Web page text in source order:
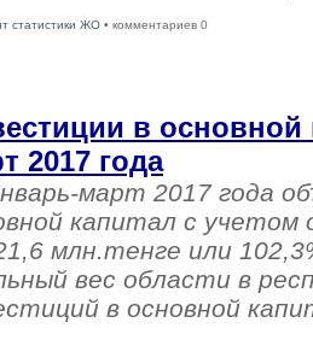
статистики ЖО • комментариев 0
в основной
2017 года
март 2017 года
капитал с учетом
млн.тенге или
вес области в
в основной